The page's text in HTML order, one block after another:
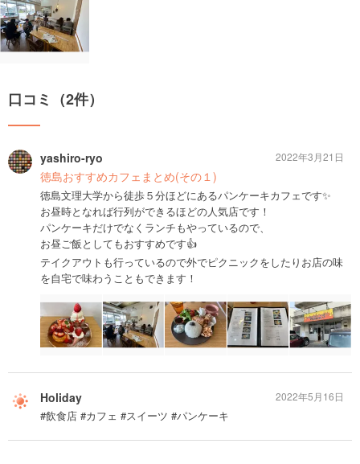
口コミ（2件）
yashiro-ryo
徳島おすすめカフェまとめ(その１)
徳島文理大学から徒歩５分ほどにあるパンケーキカフェです✨
お昼時となれば行列ができるほどの人気店です！
パンケーキだけでなくランチもやっているので、
お昼ご飯としてもおすすめです👍
テイクアウトも行っているので外でピクニックをしたりお店の味
を自宅で味わうこともできます！
2022年3月21日
Holiday
#飲食店 #カフェ #スイーツ #パンケーキ
2022年5月16日